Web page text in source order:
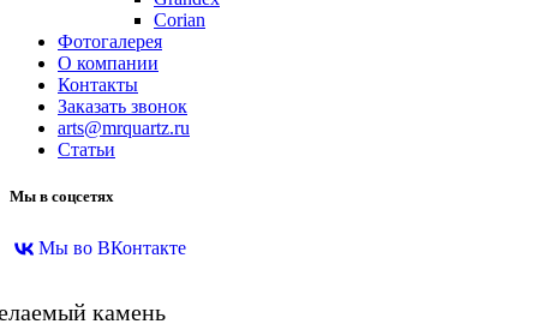
Corian
Фотогалерея
О компании
Контакты
Заказать звонок
arts@mrquartz.ru
Статьи
Мы в соцсетях
Мы во ВКонтакте
камень